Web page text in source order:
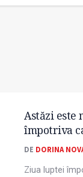
Astăzi este
împotriva
DE DORINA
Ziua luptei